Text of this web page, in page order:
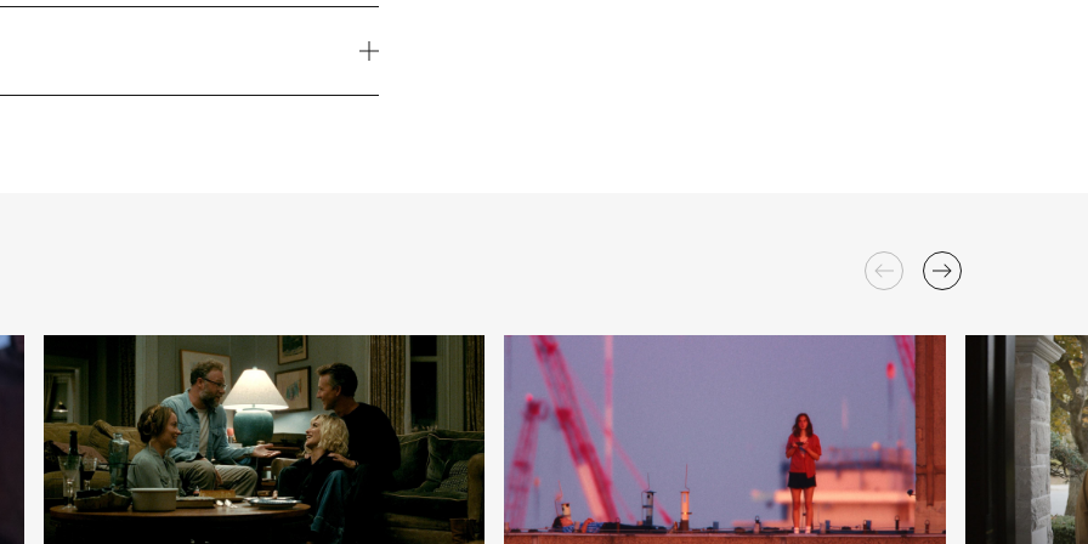
50 Jahre Roland Kaiser - Ein Leben für die